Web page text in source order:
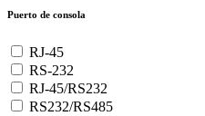
Puerto de consola
RJ-45
RS-232
RJ-45/RS232
RS232/RS485